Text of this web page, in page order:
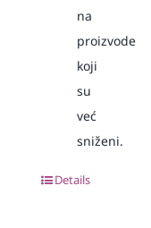
na
proizvode
koji
su
već
sniženi.
Details